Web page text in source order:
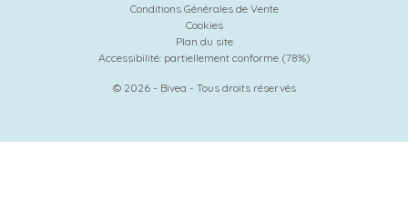
Conditions Générales de Vente
Cookies
Plan du site
Accessibilité: partiellement conforme (78%)
© 2026 - Bivea - Tous droits réservés